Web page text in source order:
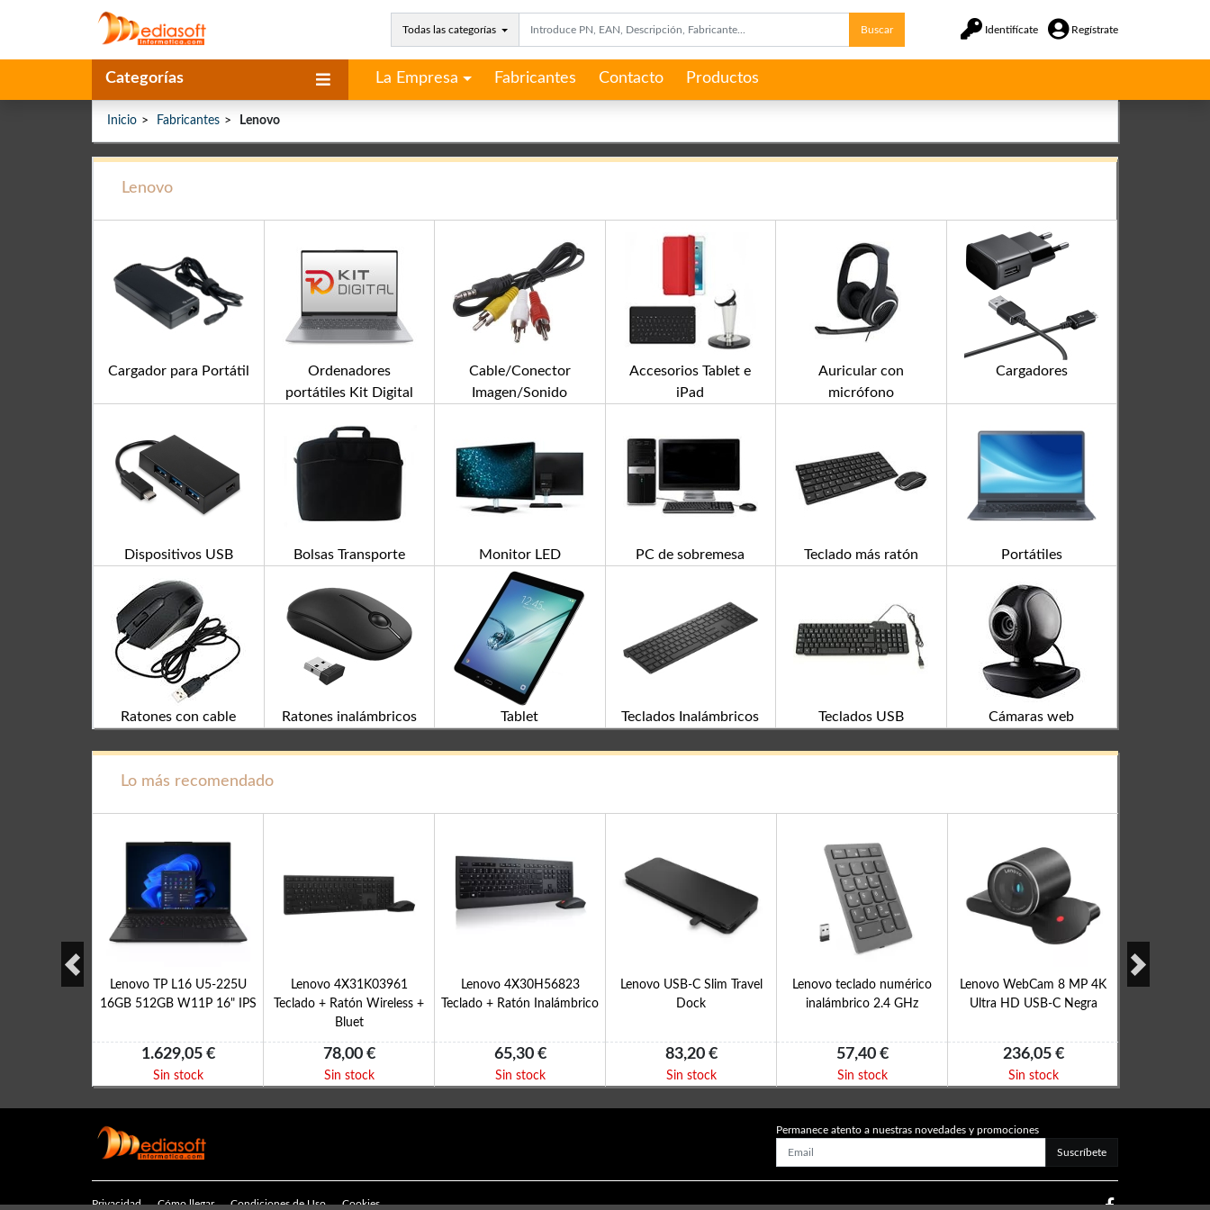
Todas las categorías Buscar Identifícate Regístrate
Categorías La Empresa Fabricantes Contacto Productos
Inicio Fabricantes Lenovo
Lenovo
Cargador para Portátil
Ordenadores
portátiles Kit Digital
Cable/Conector
Imagen/Sonido
Accesorios Tablet e
iPad
Auricular con
micrófono
Cargadores
Dispositivos USB Bolsas Transporte Monitor LED PC de sobremesa Teclado más ratón Portátiles
Ratones con cable Ratones inalámbricos Tablet Teclados Inalámbricos Teclados USB Cámaras web
Lo más recomendado
R5-7520U
Lenovo TP L16 U5-225U
16GB 512GB W11P 16" IPS
1.629,05 €
Sin stock
Lenovo 4X31K03961
Teclado + Ratón Wireless +
Bluet
78,00 €
Sin stock
Lenovo 4X30H56823
Teclado + Ratón Inalámbrico
65,30 €
Sin stock
Lenovo USB-C Slim Travel
Dock
83,20 €
Sin stock
Lenovo teclado numérico
inalámbrico 2.4 GHz
57,40 €
Sin stock
Lenovo WebCam 8 MP 4K
Ultra HD USB-C Negra
236,05 €
Sin stock
Lenovo
Permanece atento a nuestras novedades y promociones
Suscríbete
Privacidad Cómo llegar Condiciones de Uso Cookies